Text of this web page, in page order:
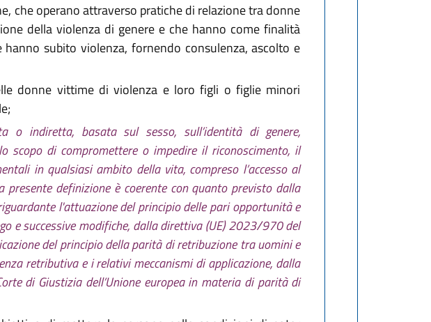
che operano attraverso pratiche di relazione tra donne
della violenza di genere e che hanno come finalità
subito violenza, fornendo consulenza, ascolto e
donne vittime di violenza e loro figli o figlie minori
o indiretta, basata sul sesso, sull’identità di genere,
scopo di compromettere o impedire il riconoscimento, il
in qualsiasi ambito della vita, compreso l’accesso al
definizione è coerente con quanto previsto dalla
l'attuazione del principio delle pari opportunità e
e successive modifiche, dalla direttiva (UE) 2023/970 del
del principio della parità di retribuzione tra uomini e
retributiva e i relativi meccanismi di applicazione, dalla
di Giustizia dell’Unione europea in materia di parità di